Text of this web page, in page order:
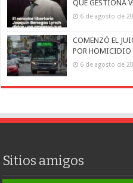
QUE GESTIONA
6 de agosto de
COMENZÓ EL
POR HOMICIDIO
6 de agosto de
Sitios amigos